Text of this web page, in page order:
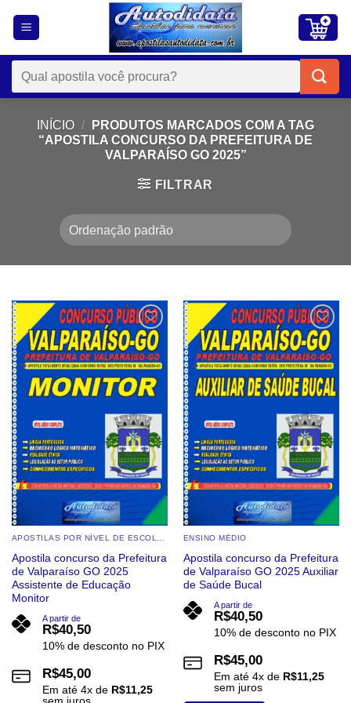
Pesquisar
por:
INÍCIO /
PRODUTOS MARCADOS COM A TAG
“APOSTILA CONCURSO DA PREFEITURA DE
VALPARAÍSO GO 2025”
FILTRAR
Add to
wishlist
Apostila concurso da Prefeitura
de Valparaíso GO 2025
Assistente de Educação
Monitor
A partir de
R$40,50
10% de desconto no PIX
R$45,00
Em até 4x de R$11,25
Add to
wishlist
ENSINO MÉDIO
Apostila concurso da Prefeitura
de Valparaíso GO 2025 Auxiliar
de Saúde Bucal
A partir de
R$40,50
10% de desconto no PIX
R$45,00
Em até 4x de R$11,25
sem juros